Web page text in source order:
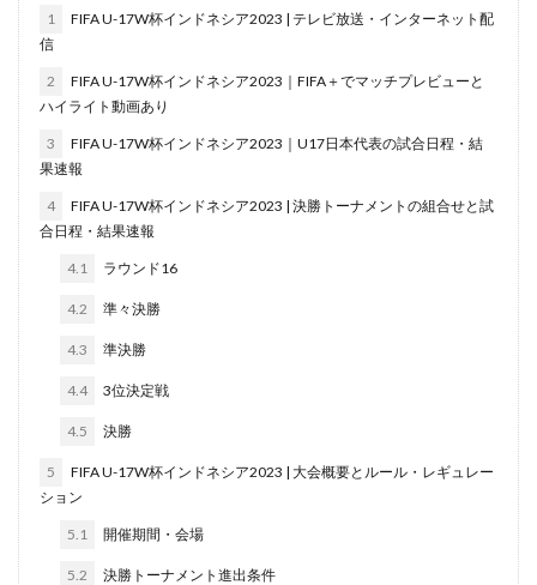
1
FIFA U-17W杯インドネシア2023 | テレビ放送・インターネット配
信
2
FIFA U-17W杯インドネシア2023｜FIFA＋でマッチプレビューと
ハイライト動画あり
3
FIFA U-17W杯インドネシア2023｜U17日本代表の試合日程・結
果速報
4
FIFA U-17W杯インドネシア2023 | 決勝トーナメントの組合せと試
合日程・結果速報
4.1 ラウンド16
4.2 準々決勝
4.3 準決勝
4.4 3位決定戦
4.5 決勝
5
FIFA U-17W杯インドネシア2023 | 大会概要とルール・レギュレー
ション
5.1 開催期間・会場
5.2 決勝トーナメント進出条件